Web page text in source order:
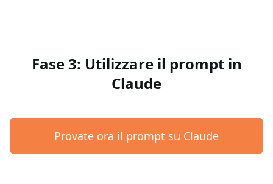
Fase 3: Utilizzare il prompt in
Claude
Provate ora il prompt su Claude